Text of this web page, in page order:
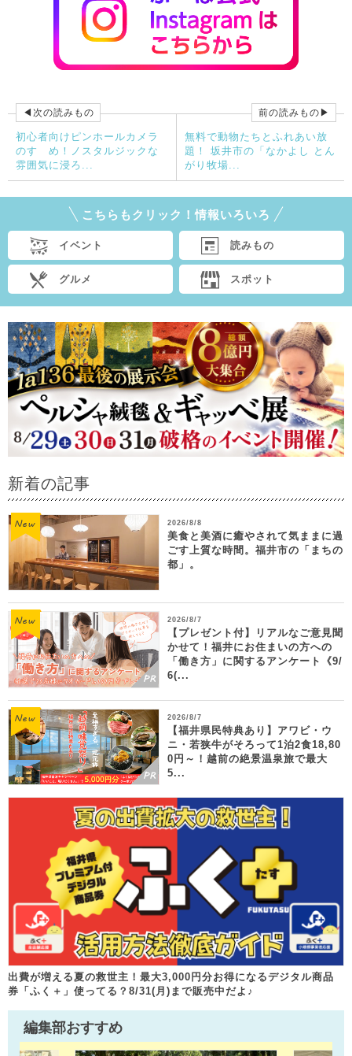
◀次の読みもの
初心者向けピンホールカメラ
のすゝめ！ノスタルジックな
雰囲気に浸ろ...
前の読みもの▶
無料で動物たちとふれあい放
題！ 坂井市の「なかよし とん
がり牧場...
こちらもクリック！情報いろいろ
イベント 読みもの
グルメ スポット
新着の記事
2026/8/8
美食と美酒に癒やされて気ままに過
ごす上質な時間。福井市の「まちの
都」。
2026/8/7
【プレゼント付】リアルなご意見聞
かせて！福井にお住まいの方への
「働き方」に関するアンケート《9/
6(...
2026/8/7
【福井県民特典あり】アワビ・ウ
ニ・若狭牛がそろって1泊2食18,80
0円～！越前の絶景温泉旅で最大
5...
出費が増える夏の救世主！最大3,000円分お得になるデジタル商品
券「ふく＋」使ってる？8/31(月)まで販売中だよ♪
編集部おすすめ